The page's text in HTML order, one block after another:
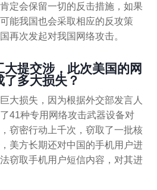
定会保留一切的反击措施，如果
能我国也会采取相应的反攻策
再次发起对我国网络攻击。
提交涉，此次美国的网
多大损失？
大损失，因为根据外交部发言人
41种专用网络攻击武器设备对
窃密行动上千次，窃取了一批核
美方长期还对中国的手机用户进
窃取手机用户短信内容，对其进